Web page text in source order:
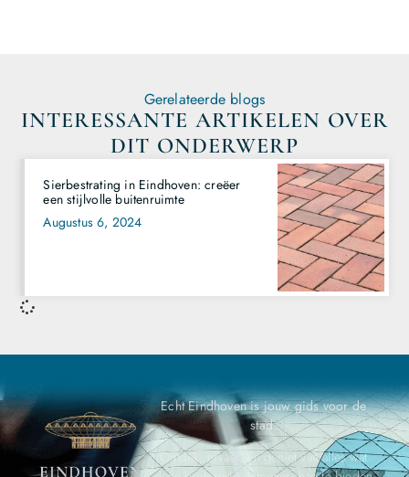
Gerelateerde blogs
INTERESSANTE ARTIKELEN OVER
DIT ONDERWERP
Sierbestrating in Eindhoven: creëer
een stijlvolle buitenruimte
Augustus 6, 2024
Echt Eindhoven is jouw gids voor de
stad.
Ontdek, ervaar, en geniet van alles wat